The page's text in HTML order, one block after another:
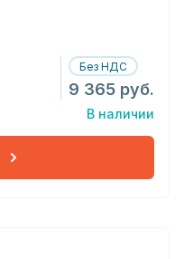
Без НДС
9 365 руб.
В наличии